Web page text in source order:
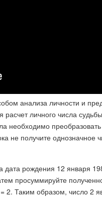
анализа личности и
расчет личного числа
необходимо
не получите однозначное
рождения 12 января
просуммируйте
2. Таким образом, число 2